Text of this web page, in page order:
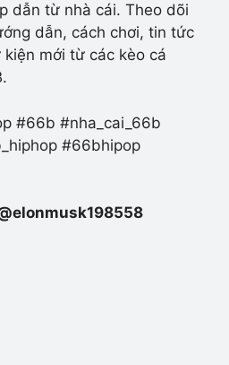
dẫn từ nhà cái. Theo dõi
dẫn, cách chơi, tin tức
mới từ các kèo cá
#66b #nha_cai_66b
#66bhipop